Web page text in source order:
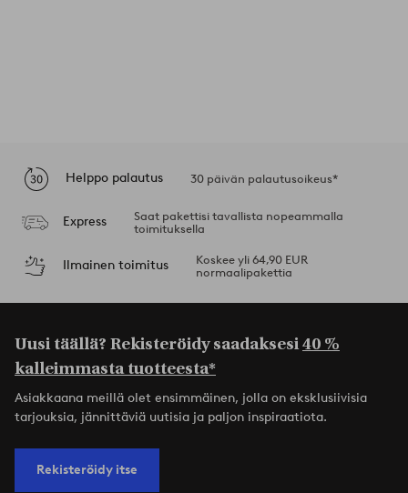
Helppo palautus 30 päivän palautusoikeus*
Express
Saat pakettisi tavallista nopeammalla
toimituksella
Ilmainen toimitus
Koskee yli 64,90 EUR
normaalipakettia
Uusi täällä? Rekisteröidy saadaksesi40 %
kalleimmasta tuotteesta*
Asiakkaana meillä olet ensimmäinen, jolla on eksklusiivisia
tarjouksia, jännittäviä uutisia ja paljon inspiraatiota.
Rekisteröidy itse